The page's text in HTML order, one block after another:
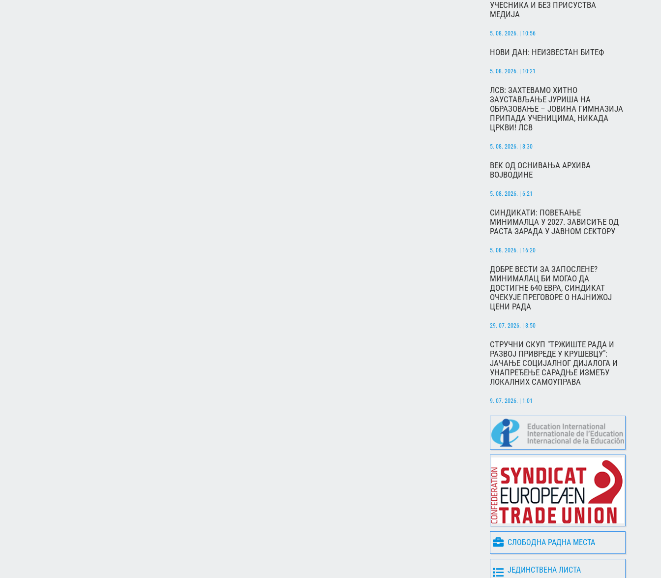
УЧЕСНИКА И БЕЗ ПРИСУСТВА
МЕДИЈА
5. 08. 2026. | 10:56
НОВИ ДАН: НЕИЗВЕСТАН БИТЕФ
5. 08. 2026. | 10:21
ЛСВ: ЗАХТЕВАМО ХИТНО
ЗАУСТАВЉАЊЕ ЈУРИША НА
ОБРАЗОВАЊЕ – ЈОВИНА ГИМНАЗИЈА
ПРИПАДА УЧЕНИЦИМА, НИКАДА
ЦРКВИ! ЛСВ
5. 08. 2026. | 8:30
ВЕК ОД ОСНИВАЊА АРХИВА
ВОЈВОДИНЕ
5. 08. 2026. | 6:21
СИНДИКАТИ: ПОВЕЋАЊЕ
МИНИМАЛЦА У 2027. ЗАВИСИЋЕ ОД
РАСТА ЗАРАДА У ЈАВНОМ СЕКТОРУ
5. 08. 2026. | 16:20
ДОБРЕ ВЕСТИ ЗА ЗАПОСЛЕНЕ?
МИНИМАЛАЦ БИ МОГАО ДА
ДОСТИГНЕ 640 ЕВРА, СИНДИКАТ
ОЧЕКУЈЕ ПРЕГОВОРЕ О НАЈНИЖОЈ
ЦЕНИ РАДА
29. 07. 2026. | 8:50
СТРУЧНИ СКУП "ТРЖИШТЕ РАДА И
РАЗВОЈ ПРИВРЕДЕ У КРУШЕВЦУ":
ЈАЧАЊЕ СОЦИЈАЛНОГ ДИЈАЛОГА И
УНАПРЕЂЕЊЕ САРАДЊЕ ИЗМЕЂУ
ЛОКАЛНИХ САМОУПРАВА
9. 07. 2026. | 1:01
СЛОБОДНА РАДНА МЕСТА
ЈЕДИНСТВЕНА ЛИСТА